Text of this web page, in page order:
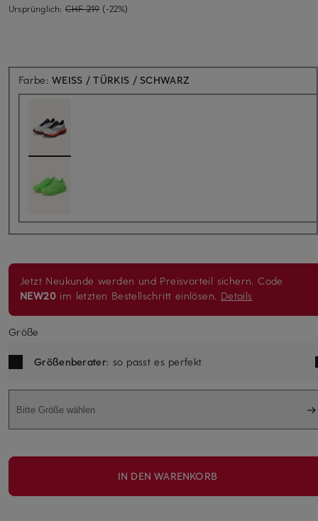
Ursprünglich: CHF 219 (-22%)
Farbe:WEISS / TÜRKIS / SCHWARZ
Jetzt Neukunde werden und Preisvorteil sichern. Code
NEW20 im letzten Bestellschritt einlösen. Details
Größe
Größenberater: so passt es perfekt
Bitte Größe wählen
IN DEN WARENKORB